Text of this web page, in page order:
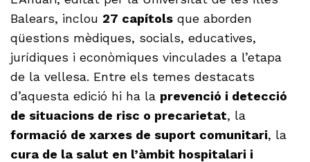
Balears, inclou 27 capítols que aborden
qüestions mèdiques, socials, educatives,
jurídiques i econòmiques vinculades a l’etapa
de la vellesa. Entre els temes destacats
d’aquesta edició hi ha la prevenció i detecció
de situacions de risc o precarietat, la
formació de xarxes de suport comunitari, la
cura de la salut en l’àmbit hospitalari i